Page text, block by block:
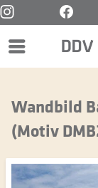
Menü
Wandbild
(Motiv